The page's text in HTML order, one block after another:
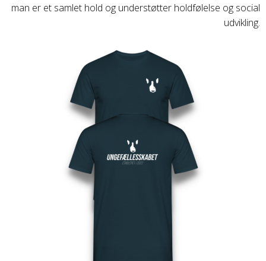
man er et samlet hold og understøtter holdfølelse og social
udvikling.